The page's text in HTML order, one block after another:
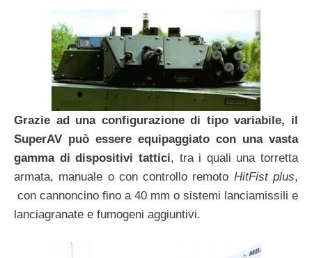
Grazie ad una configurazione di tipo variabile, il
SuperAV può essere equipaggiato con una vasta
gamma di dispositivi tattici, tra i quali una torretta
armata, manuale o con controllo remoto HitFist plus,
con cannoncino fino a 40 mm o sistemi lanciamissili e
lanciagranate e fumogeni aggiuntivi.